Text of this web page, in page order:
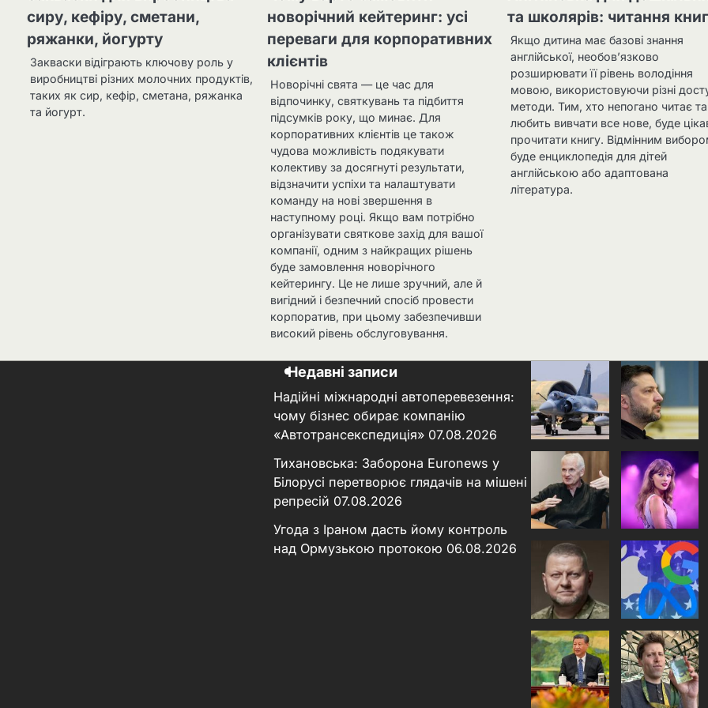
сиру, кефіру, сметани,
ряжанки, йогурту
Закваски відіграють ключову роль у
виробництві різних молочних продуктів,
таких як сир, кефір, сметана, ряжанка
та йогурт.
новорічний кейтеринг: усі
переваги для корпоративних
клієнтів
Новорічні свята — це час для
відпочинку, святкувань та підбиття
підсумків року, що минає. Для
корпоративних клієнтів це також
чудова можливість подякувати
колективу за досягнуті результати,
відзначити успіхи та налаштувати
команду на нові звершення в
наступному році. Якщо вам потрібно
організувати святкове захід для вашої
компанії, одним з найкращих рішень
буде замовлення новорічного
кейтерингу. Це не лише зручний, але й
вигідний і безпечний спосіб провести
корпоратив, при цьому забезпечивши
високий рівень обслуговування.
та школярів: читання книг
Якщо дитина має базові знання
англійської, необов’язково
розширювати її рівень володіння
мовою, використовуючи різні
методи. Тим, хто непогано читає та
любить вивчати все нове, буде
прочитати книгу. Відмінним
буде енциклопедія для дітей
англійською або адаптована
література.
Недавні записи
Надійні міжнародні автоперевезення:
чому бізнес обирає компанію
«Автотрансекспедиція» 07.08.2026
Тихановська: Заборона Euronews у
Білорусі перетворює глядачів на мішені
репресій 07.08.2026
Угода з Іраном дасть йому контроль
над Ормузькою протокою 06.08.2026